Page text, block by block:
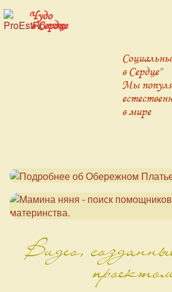
Чудо
в Сердце
в Сердце"
Мы
в мире
Видео,